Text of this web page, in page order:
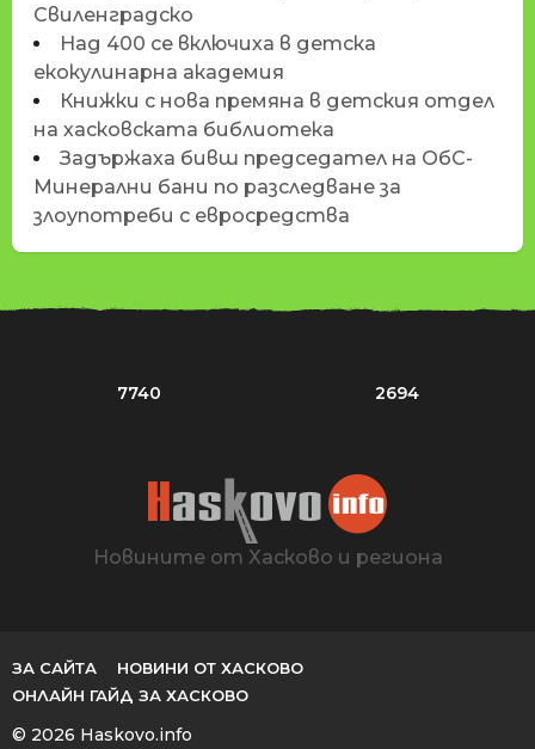
Свиленградско
Над 400 се включиха в детска
екокулинарна академия
Книжки с нова премяна в детския отдел
на хасковската библиотека
Задържаха бивш председател на ОбС-
Минерални бани по разследване за
злоупотреби с евросредства
7740 2694
Новините от Хасково и региона
ЗА САЙТА
НОВИНИ ОТ ХАСКОВО
ОНЛАЙН ГАЙД ЗА ХАСКОВО
© 2026 Haskovo.info